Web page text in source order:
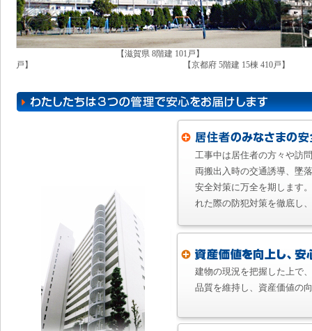
【滋賀県 8階建 101戸】
戸】 【京都府 5階建 15棟 410戸】
工事中は居住者の方々や訪
両搬出入時の交通誘導、墜
安全対策に万全を期します
れた際の防犯対策を徹底し
建物の現況を把握した上で
品質を維持し、資産価値の